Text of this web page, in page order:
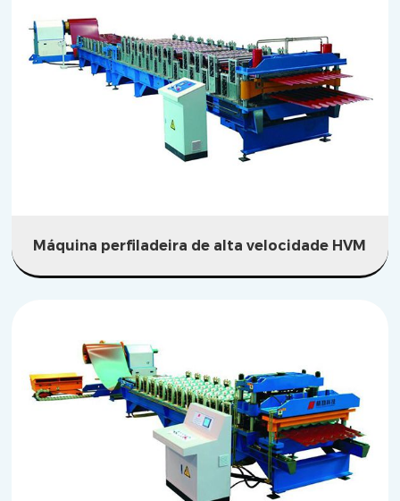
Máquina perfiladeira de alta velocidade HVM